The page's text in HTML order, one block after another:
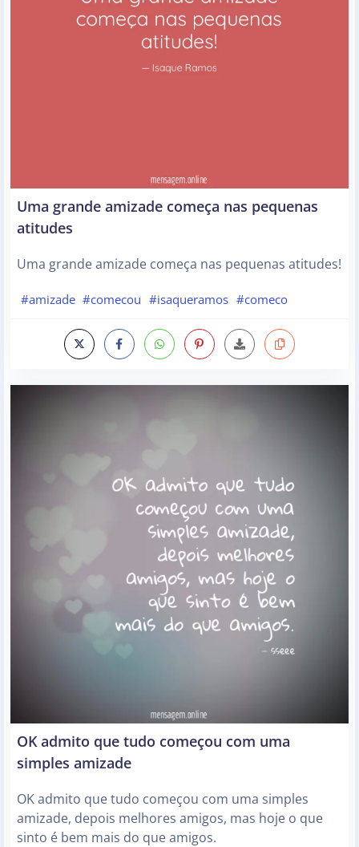
Uma grande amizade começa nas pequenas
atitudes
Uma grande amizade começa nas pequenas atitudes!
#amizade #comecou #isaqueramos #comeco
OK admito que tudo começou com uma
simples amizade
OK admito que tudo começou com uma simples
amizade, depois melhores amigos, mas hoje o que
sinto é bem mais do que amigos.